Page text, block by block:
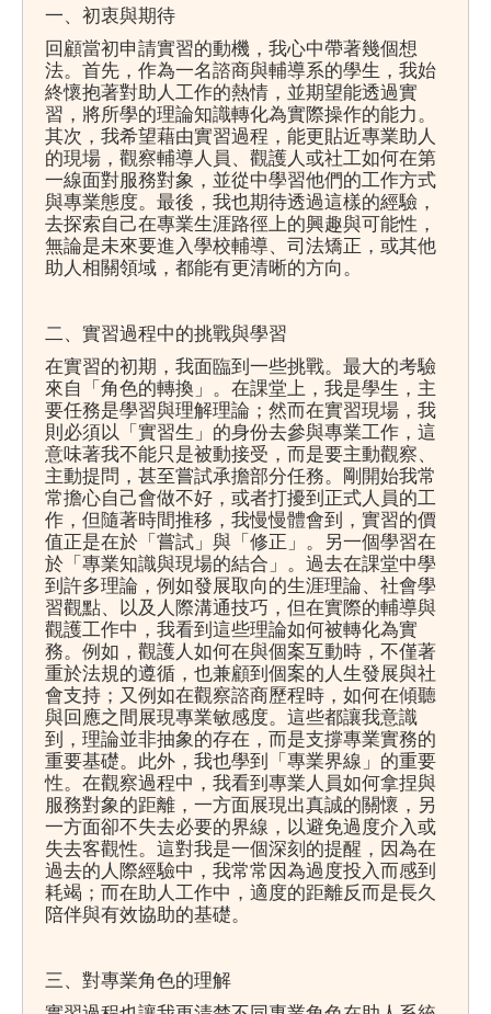
一、初衷與期待
回顧當初申請實習的動機，我心中帶著幾個想
法。首先，作為一名諮商與輔導系的學生，我始
終懷抱著對助人工作的熱情，並期望能透過實
習，將所學的理論知識轉化為實際操作的能力。
其次，我希望藉由實習過程，能更貼近專業助人
的現場，觀察輔導人員、觀護人或社工如何在第
一線面對服務對象，並從中學習他們的工作方式
與專業態度。最後，我也期待透過這樣的經驗，
去探索自己在專業生涯路徑上的興趣與可能性，
無論是未來要進入學校輔導、司法矯正，或其他
助人相關領域，都能有更清晰的方向。
二、實習過程中的挑戰與學習
在實習的初期，我面臨到一些挑戰。最大的考驗
來自「角色的轉換」。在課堂上，我是學生，主
要任務是學習與理解理論；然而在實習現場，我
則必須以「實習生」的身份去參與專業工作，這
意味著我不能只是被動接受，而是要主動觀察、
主動提問，甚至嘗試承擔部分任務。剛開始我常
常擔心自己會做不好，或者打擾到正式人員的工
作，但隨著時間推移，我慢慢體會到，實習的價
值正是在於「嘗試」與「修正」。另一個學習在
於「專業知識與現場的結合」。過去在課堂中學
到許多理論，例如發展取向的生涯理論、社會學
習觀點、以及人際溝通技巧，但在實際的輔導與
觀護工作中，我看到這些理論如何被轉化為實
務。例如，觀護人如何在與個案互動時，不僅著
重於法規的遵循，也兼顧到個案的人生發展與社
會支持；又例如在觀察諮商歷程時，如何在傾聽
與回應之間展現專業敏感度。這些都讓我意識
到，理論並非抽象的存在，而是支撐專業實務的
重要基礎。此外，我也學到「專業界線」的重要
性。在觀察過程中，我看到專業人員如何拿捏與
服務對象的距離，一方面展現出真誠的關懷，另
一方面卻不失去必要的界線，以避免過度介入或
失去客觀性。這對我是一個深刻的提醒，因為在
過去的人際經驗中，我常常因為過度投入而感到
耗竭；而在助人工作中，適度的距離反而是長久
陪伴與有效協助的基礎。
三、對專業角色的理解